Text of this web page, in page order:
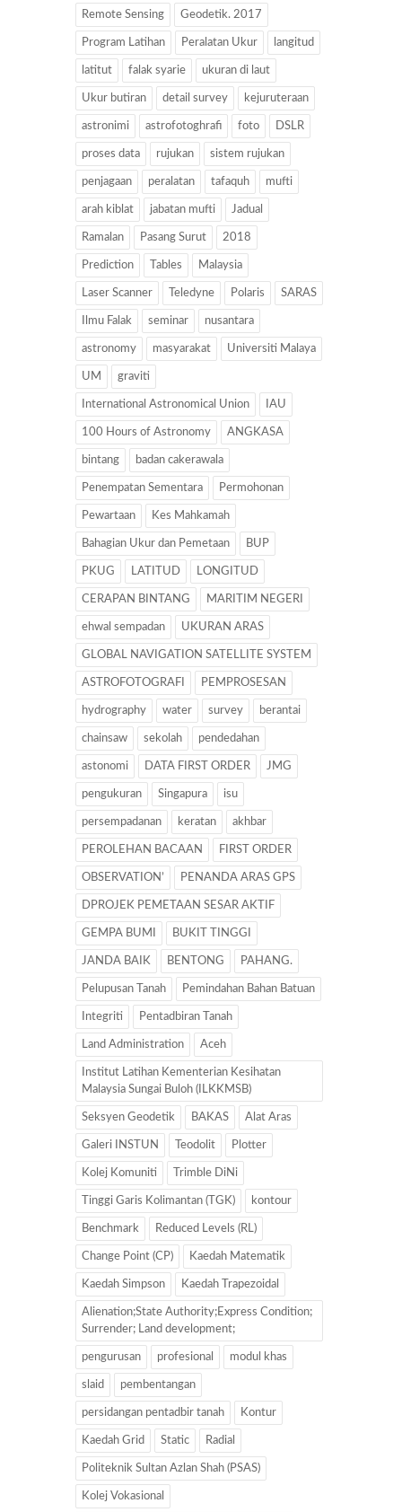
Remote Sensing Geodetik. 2017
Program Latihan Peralatan Ukur langitud
latitut falak syarie ukuran di laut
Ukur butiran detail survey kejuruteraan
astronimi astrofotoghrafi foto DSLR
proses data rujukan sistem rujukan
penjagaan peralatan tafaquh mufti
arah kiblat jabatan mufti Jadual
Ramalan Pasang Surut 2018
Prediction Tables Malaysia
Laser Scanner Teledyne Polaris SARAS
Ilmu Falak seminar nusantara
astronomy masyarakat Universiti Malaya
UM graviti
International Astronomical Union IAU
100 Hours of Astronomy ANGKASA
bintang badan cakerawala
Penempatan Sementara Permohonan
Pewartaan Kes Mahkamah
Bahagian Ukur dan Pemetaan BUP
PKUG LATITUD LONGITUD
CERAPAN BINTANG MARITIM NEGERI
ehwal sempadan UKURAN ARAS
GLOBAL NAVIGATION SATELLITE SYSTEM
ASTROFOTOGRAFI PEMPROSESAN
hydrography water survey berantai
chainsaw sekolah pendedahan
astonomi DATA FIRST ORDER JMG
pengukuran Singapura isu
persempadanan keratan akhbar
PEROLEHAN BACAAN FIRST ORDER
OBSERVATION’ PENANDA ARAS GPS
DPROJEK PEMETAAN SESAR AKTIF
GEMPA BUMI BUKIT TINGGI
JANDA BAIK BENTONG PAHANG.
Pelupusan Tanah Pemindahan Bahan Batuan
Integriti Pentadbiran Tanah
Land Administration Aceh
Institut Latihan Kementerian Kesihatan
Malaysia Sungai Buloh (ILKKMSB)
Seksyen Geodetik BAKAS Alat Aras
Galeri INSTUN Teodolit Plotter
Kolej Komuniti Trimble DiNi
Tinggi Garis Kolimantan (TGK) kontour
Benchmark Reduced Levels (RL)
Change Point (CP) Kaedah Matematik
Kaedah Simpson Kaedah Trapezoidal
Alienation;State Authority;Express Condition;
Surrender; Land development;
pengurusan profesional modul khas
slaid pembentangan
persidangan pentadbir tanah Kontur
Kaedah Grid Static Radial
Politeknik Sultan Azlan Shah (PSAS)
Kolej Vokasional